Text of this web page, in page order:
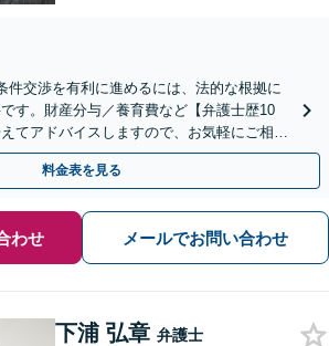
件交渉を有利に進めるには、法的な根拠に
す。財産分与／養育費など【弁護士歴10
てアドバイスしますので、お気軽にご相談
無料】【電話相談可】
料金表を見る
わせ メールでお問い合わせ
下浦 弘章 弁護士